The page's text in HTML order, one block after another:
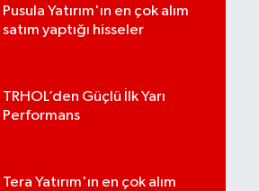
Pusula Yatırım'ın en çok alım
satım yaptığı hisseler
TRHOL’den Güçlü İlk Yarı
Performans
Tera Yatırım'ın en çok alım